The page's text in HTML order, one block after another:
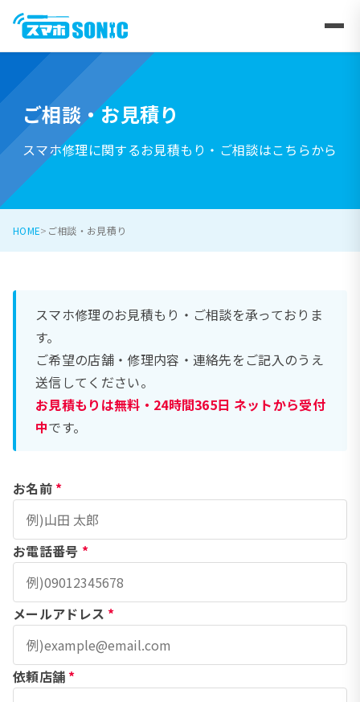
ご相談・お見積り
スマホ修理に関するお見積もり・ご相談はこちらから
HOME ご相談・お見積り
スマホ修理のお見積もり・ご相談を承っておりま
す。
ご希望の店舗・修理内容・連絡先をご記入のうえ
送信してください。
お見積もりは無料・24時間365日 ネットから受付
中です。
お名前 *
お電話番号 *
メールアドレス *
依頼店舗 *